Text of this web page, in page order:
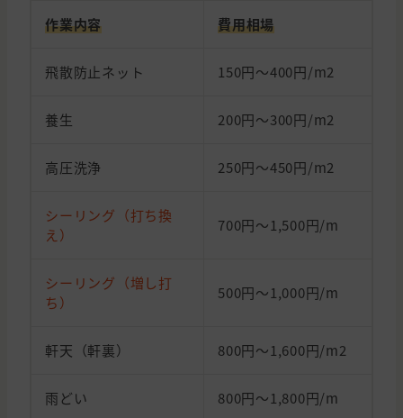
作業内容 費用相場
飛散防止ネット 150円～400円/m2
養生 200円～300円/m2
高圧洗浄 250円〜450円/m2
シーリング（打ち換
え）
700円～1,500円/m
シーリング（増し打
ち）
500円～1,000円/m
軒天（軒裏） 800円～1,600円/m2
雨どい 800円～1,800円/m